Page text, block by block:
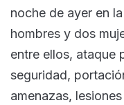
noche de ayer en
hombres y dos
entre ellos, ataque
seguridad,
amenazas,